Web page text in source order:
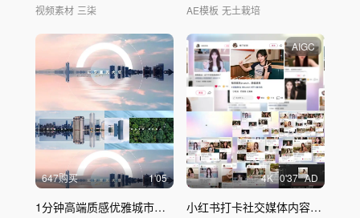
视频素材 三柒 AE模板 无土栽培
647购买 1'05
1分钟高端质感优雅城市地产广告
AIGC
4K 0'37 AD
小红书打卡社交媒体内容评论展示合集